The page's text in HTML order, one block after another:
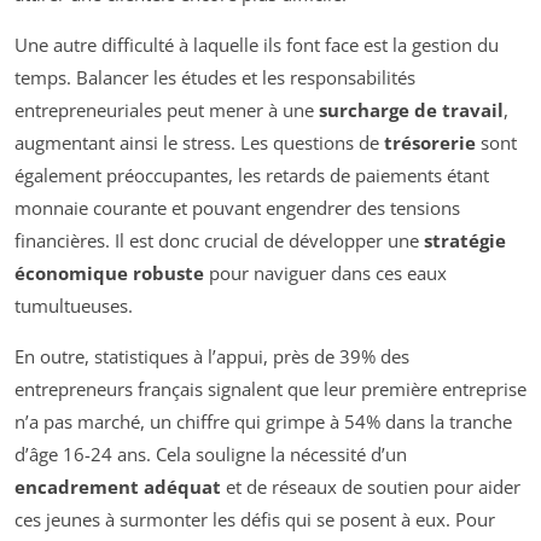
Une autre difficulté à laquelle ils font face est la gestion du
temps. Balancer les études et les responsabilités
entrepreneuriales peut mener à une surcharge de travail,
augmentant ainsi le stress. Les questions de trésorerie sont
également préoccupantes, les retards de paiements étant
monnaie courante et pouvant engendrer des tensions
financières. Il est donc crucial de développer une stratégie
économique robuste pour naviguer dans ces eaux
tumultueuses.
En outre, statistiques à l’appui, près de 39% des
entrepreneurs français signalent que leur première entreprise
n’a pas marché, un chiffre qui grimpe à 54% dans la tranche
d’âge 16-24 ans. Cela souligne la nécessité d’un
encadrement adéquat et de réseaux de soutien pour aider
ces jeunes à surmonter les défis qui se posent à eux. Pour